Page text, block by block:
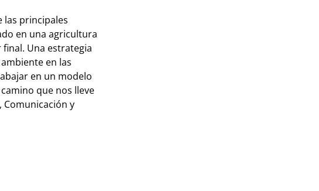
las principales
en una agricultura
Una estrategia
en las
en un modelo
que nos lleve
Comunicación y